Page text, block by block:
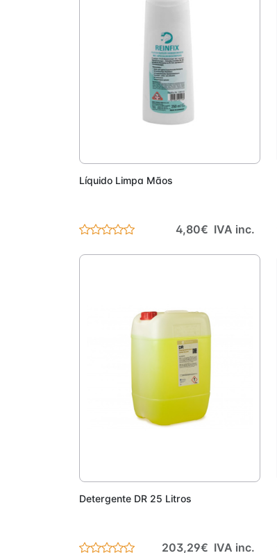
Líquido Limpa Mãos
4,80€ IVA inc.
Detergente DR 25 Litros
203,29€ IVA inc.